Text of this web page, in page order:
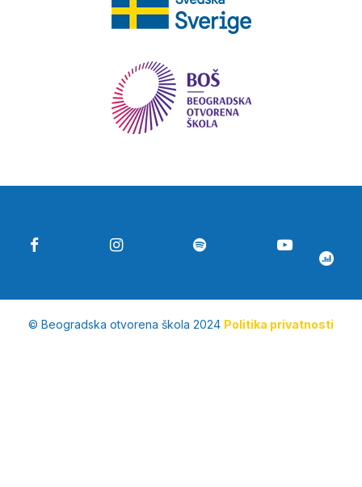
© Beogradska otvorena škola 2024 Politika privatnosti